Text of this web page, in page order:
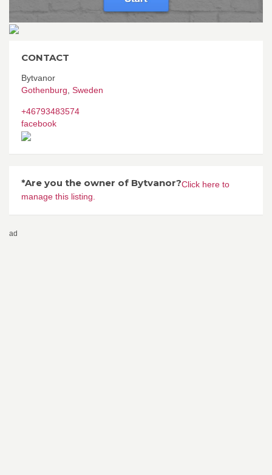
CONTACT
Bytvanor
Gothenburg Sweden
+46793483574
facebook
*Are you the owner of Bytvanor?Click here to
manage this listing.
ad